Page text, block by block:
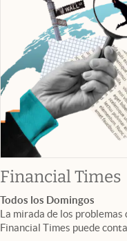
Financial Times
Todos los Domingos
La mirada de los problemas
Financial Times puede